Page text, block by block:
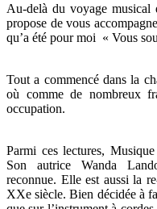
Au-delà du voyage musical
propose de vous
qu’a été pour moi « Vous
Tout a commencé dans la
où comme de nombreux
occupation.
Parmi ces lectures,
Son autrice Wanda
reconnue. Elle est aussi la
XXe siècle. Bien décidée à